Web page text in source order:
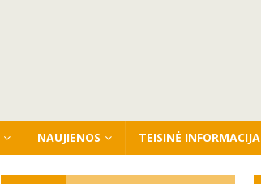
NAUJIENOS TEISINĖ INFORMACIJA